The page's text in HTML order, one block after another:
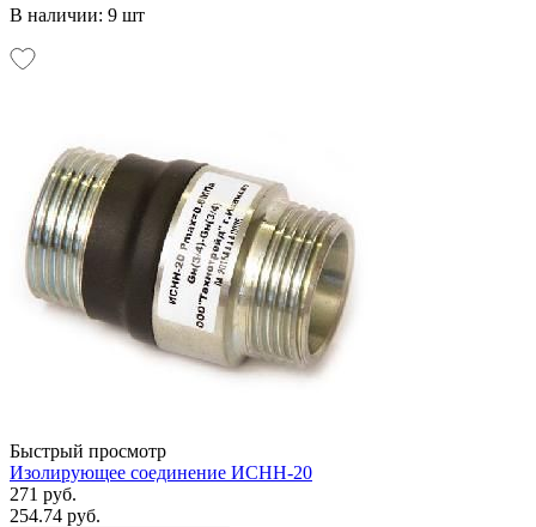
В наличии: 9 шт
Быстрый просмотр
Изолирующее соединение ИСНН-20
271 руб.
254.74 руб.